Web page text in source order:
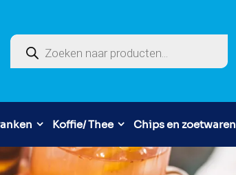
Producten zoeken
Koffie/ Thee Chips en zoetwaren